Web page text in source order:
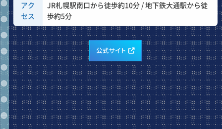
アク
セス
JR札幌駅南口から徒歩約10分 / 地下鉄大通駅から徒
歩約5分
公式サイト